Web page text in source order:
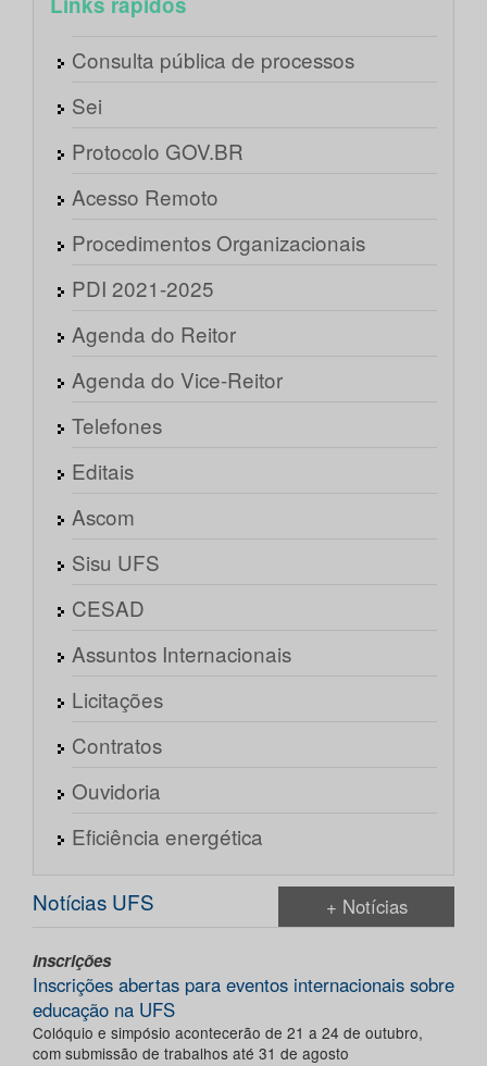
Consulta pública de processos
Sei
Protocolo GOV.BR
Acesso Remoto
Procedimentos Organizacionais
PDI 2021-2025
Agenda do Reitor
Agenda do Vice-Reitor
Telefones
Editais
Ascom
Sisu UFS
CESAD
Assuntos Internacionais
Licitações
Contratos
Ouvidoria
Eficiência energética
Notícias UFS + Notícias
Inscrições
Inscrições abertas para eventos internacionais sobre
educação na UFS
Colóquio e simpósio acontecerão de 21 a 24 de outubro,
com submissão de trabalhos até 31 de agosto